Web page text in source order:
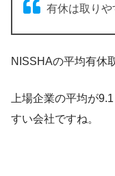
有休は取りや
NISSHAの平均有休
上場企業の平均が
すい会社ですね。